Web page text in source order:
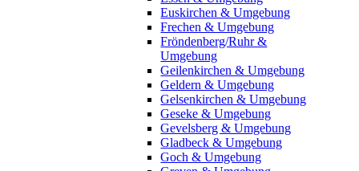
Euskirchen & Umgebung
Frechen & Umgebung
Fröndenberg/Ruhr &
Umgebung
Geilenkirchen & Umgebung
Geldern & Umgebung
Gelsenkirchen & Umgebung
Geseke & Umgebung
Gevelsberg & Umgebung
Gladbeck & Umgebung
Goch & Umgebung